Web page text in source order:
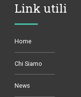
Link utili
Home
Chi Siamo
News